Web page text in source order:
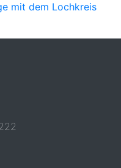
mit dem Lochkreis